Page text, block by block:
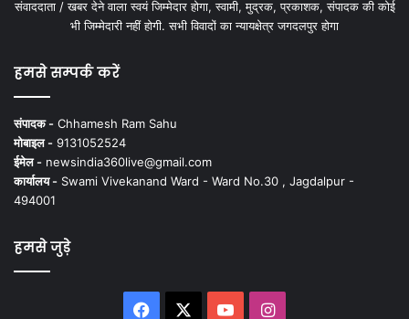
संवाददाता / खबर देने वाला स्वयं जिम्मेदार होगा, स्वामी, मुद्रक, प्रकाशक, संपादक की कोई
भी जिम्मेदारी नहीं होगी. सभी विवादों का न्यायक्षेत्र जगदलपुर होगा
हमसे सम्पर्क करें
संपादक - Chhamesh Ram Sahu
मोबाइल - 9131052524
ईमेल - newsindia360live@gmail.com
कार्यालय - Swami Vivekanand Ward - Ward No.30 , Jagdalpur -
494001
हमसे जुड़े
Facebook YouTubeInstagram